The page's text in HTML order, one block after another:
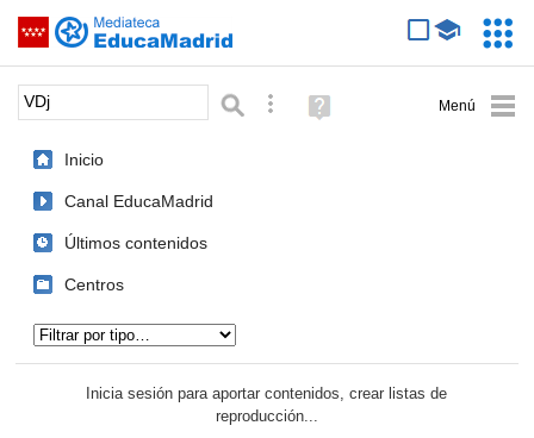
Saltar navegación
Palabra o frase: Búsqueda avanzada
Ayuda
(en
Inicio
Canal EducaMadrid
Últimos contenidos
Centros
Inicia sesión para aportar contenidos, crear listas de
reproducción...